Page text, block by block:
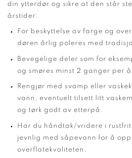
din ytterdør og sikre at den står
årstider:
For beskyttelse av farge og
døren årlig poleres med
Bevegelige deler som for
og smøres minst 2 ganger per
Rengjør med svamp eller
vann, eventuelt tilsett litt
og tørk godt av etterpå.
Har du håndtak/vridere i
jevnlig med såpevann for å
overflatekvaliteten.